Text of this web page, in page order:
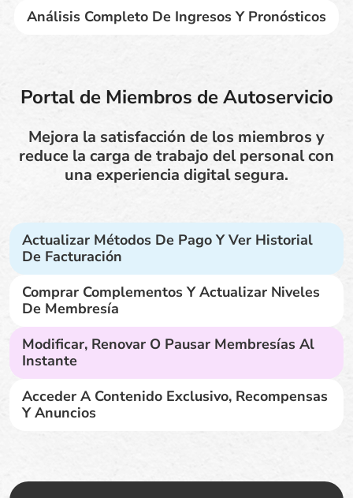
Análisis Completo De Ingresos Y Pronósticos
Portal de Miembros de Autoservicio
Mejora la satisfacción de los miembros y
reduce la carga de trabajo del personal con
una experiencia digital segura.
Actualizar Métodos De Pago Y Ver Historial
De Facturación
Comprar Complementos Y Actualizar Niveles
De Membresía
Modificar, Renovar O Pausar Membresías Al
Instante
Acceder A Contenido Exclusivo, Recompensas
Y Anuncios